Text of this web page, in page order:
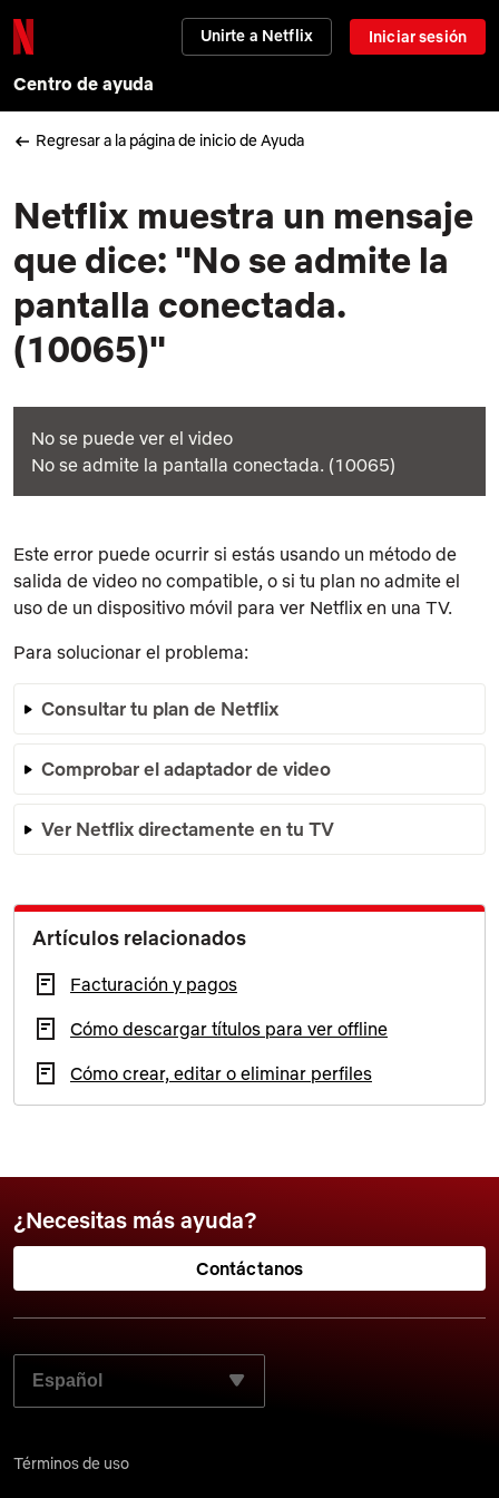
Unirte a Netflix Iniciar sesión
Centro de ayuda
Regresar a la página de inicio de Ayuda
Netflix muestra un mensaje
que dice: "No se admite la
pantalla conectada.
(10065)"
No se puede ver el video
No se admite la pantalla conectada. (10065)
Este error puede ocurrir si estás usando un método de
salida de video no compatible, o si tu plan no admite el
uso de un dispositivo móvil para ver Netflix en una TV.
Para solucionar el problema:
Consultar tu plan de Netflix
Comprobar el adaptador de video
Ver Netflix directamente en tu TV
Artículos relacionados
Facturación y pagos
Cómo descargar títulos para ver offline
Cómo crear, editar o eliminar perfiles
¿Necesitas más ayuda?
Contáctanos
SELECCIONA EL LENGUAJE QUE PREFIERES:
Términos de uso